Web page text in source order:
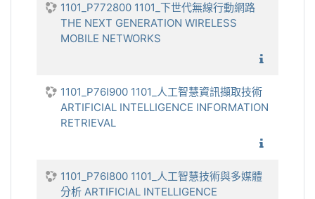
1101_P772800 1101_下世代無線行動網路
THE NEXT GENERATION WIRELESS
MOBILE NETWORKS
1101_P76I900 1101_人工智慧資訊擷取技術
ARTIFICIAL INTELLIGENCE INFORMATION
RETRIEVAL
1101_P76I800 1101_人工智慧技術與多媒體
分析 ARTIFICIAL INTELLIGENCE